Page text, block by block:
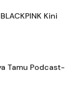
Kini
Tamu Podcast-